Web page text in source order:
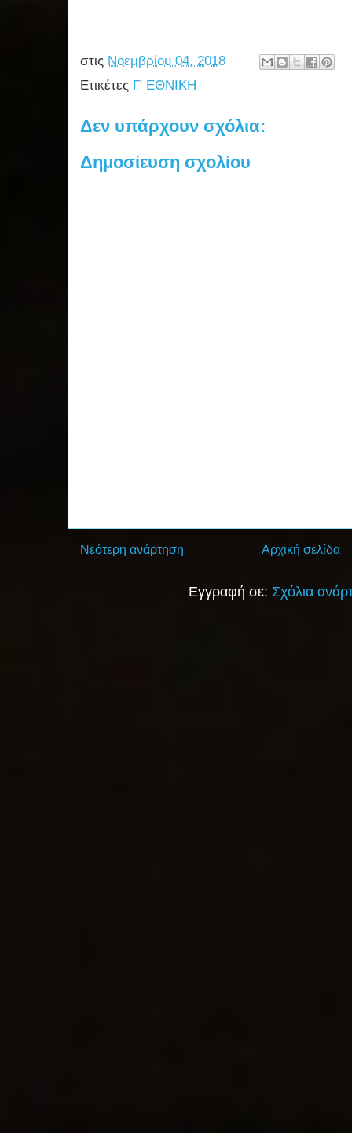
στις Νοεμβρίου 04, 2018
Ετικέτες Γ' ΕΘΝΙΚΗ
Δεν υπάρχουν σχόλια:
Δημοσίευση σχολίου
Νεότερη ανάρτηση Αρχική σελίδα
Εγγραφή σε: Σχόλια